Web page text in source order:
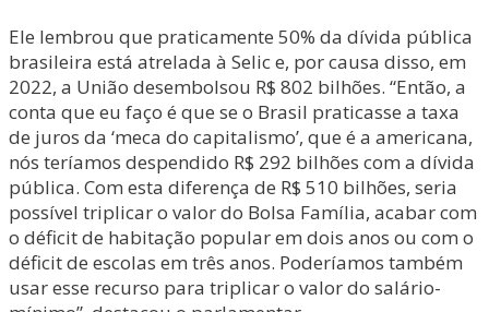
Ele lembrou que praticamente 50% da dívida pública
brasileira está atrelada à Selic e, por causa disso, em
2022, a União desembolsou R$ 802 bilhões. “Então, a
conta que eu faço é que se o Brasil praticasse a taxa
de juros da ‘meca do capitalismo’, que é a americana,
nós teríamos despendido R$ 292 bilhões com a dívida
pública. Com esta diferença de R$ 510 bilhões, seria
possível triplicar o valor do Bolsa Família, acabar com
o déficit de habitação popular em dois anos ou com o
déficit de escolas em três anos. Poderíamos também
usar esse recurso para triplicar o valor do salário-